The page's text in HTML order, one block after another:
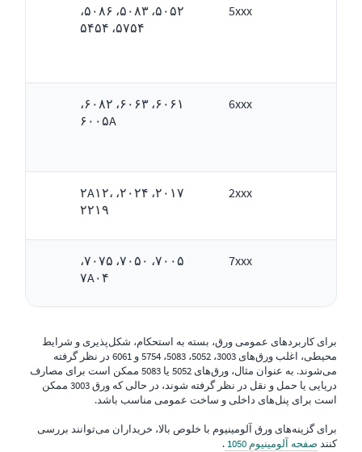
5xxx
۵۰۵۲، ۵۰۸۳، ۵۰۸۶،
۵۷۵۴، ۵۴۵۴
6xxx
۶۰۶۱، ۶۰۶۳، ۶۰۸۲،
۶۰۰۵A
2xxx
۲۰۱۷، ۲۰۲۴، ۲A۱۲،
۲۲۱۹
7xxx
۷۰۰۵، ۷۰۵۰، ۷۰۷۵،
۷A۰۴
برای کاربردهای عمومی ورق، بسته به استحکام، شکل‌پذیری و شرایط
محیطی، اغلب ورق‌های 3003، 5052، 5083، 5754 و 6061 در نظر گرفته
می‌شوند. به عنوان مثال، ورق‌های 5052 یا 5083 ممکن است برای مصارف
دریایی یا حمل و نقل در نظر گرفته شوند، در حالی که ورق 3003 ممکن
است برای پنل‌های داخلی و ساخت عمومی مناسب باشد.
برای گزینه‌های ورق آلومینیوم با خلوص بالا، خریداران می‌توانند بررسی
کنند صفحه آلومینیوم 1050 .